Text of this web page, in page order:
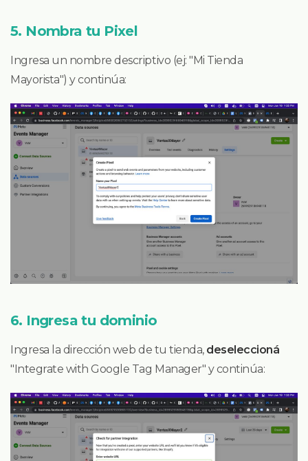
5. Nombra tu Pixel
Ingresa un nombre descriptivo (ej: "Mi Tienda
Mayorista") y continúa:
6. Ingresa tu dominio
Ingresa la dirección web de tu tienda, deseleccioná
"Integrate with Google Tag Manager" y continúa: